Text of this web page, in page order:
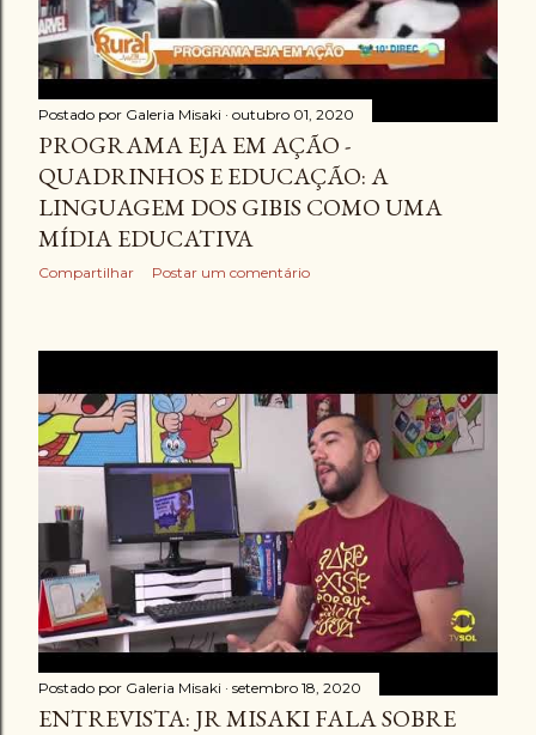
Postado por Galeria Misaki outubro 01, 2020
PROGRAMA EJA EM AÇÃO -
QUADRINHOS E EDUCAÇÃO: A
LINGUAGEM DOS GIBIS COMO UMA
MÍDIA EDUCATIVA
Compartilhar Postar um comentário
Postado por Galeria Misaki setembro 18, 2020
ENTREVISTA: JR MISAKI FALA SOBRE